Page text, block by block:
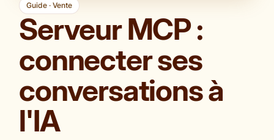
Guide · Vente
Serveur MCP :
connecter ses
conversations à
l'IA